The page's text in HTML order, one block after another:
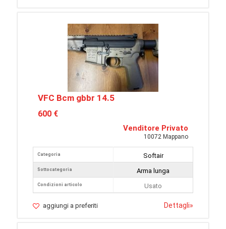
VFC Bcm gbbr 14.5
600 €
Venditore Privato
10072 Mappano
Categoria
Sottocategoria
Condizioni articolo
Softair
Arma lunga
Usato
aggiungi a preferiti Dettagli»